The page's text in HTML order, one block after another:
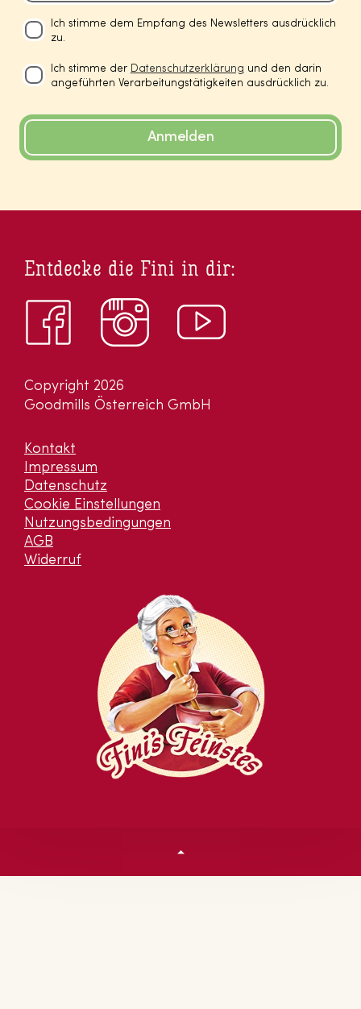
Ich stimme dem Empfang des Newsletters ausdrücklich
zu.
Ich stimme der Datenschutzerklärung und den darin
angeführten Verarbeitungstätigkeiten ausdrücklich zu.
Anmelden
Copyright 2026
Goodmills Österreich GmbH
Kontakt
Impressum
Datenschutz
Cookie Einstellungen
Nutzungsbedingungen
AGB
Widerruf
Entdecke die Fini in dir: